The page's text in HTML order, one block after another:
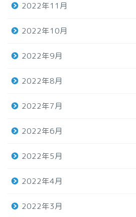
2022年11月
2022年10月
2022年9月
2022年8月
2022年7月
2022年6月
2022年5月
2022年4月
2022年3月